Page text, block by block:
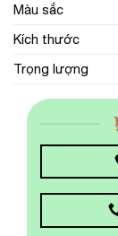
Màu sắc
Kích thước
Trọng lượng